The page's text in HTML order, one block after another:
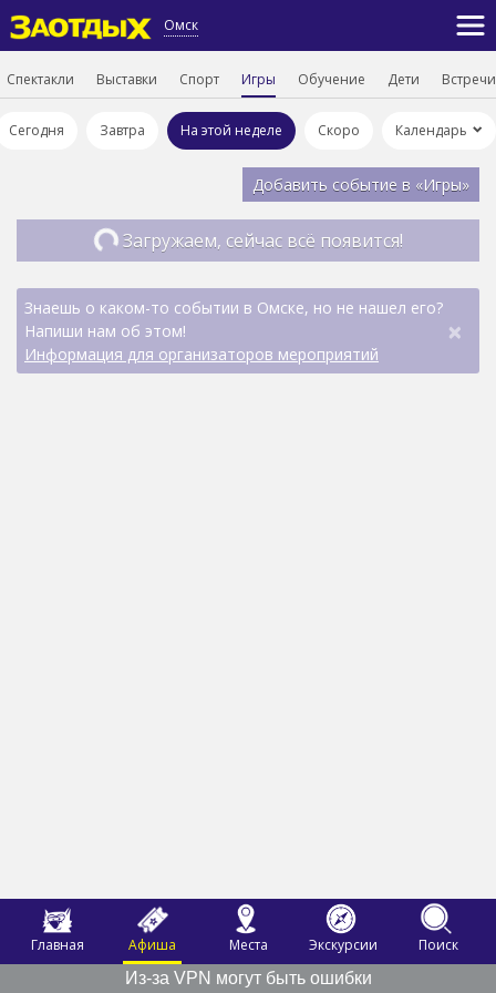
Омск
Главная Афиша Места Экскурсии
Поиск
Из-за VPN могут быть ошибки
Спектакли Выставки Спорт Игры Обучение Дети Встречи
Сегодня Завтра На этой неделе Скоро Календарь
Добавить событие в «Игры»
Загружаем, сейчас всё появится!
Знаешь о каком-то событии в Омске, но не нашел его?
Напиши нам об этом!
Информация для организаторов мероприятий
×